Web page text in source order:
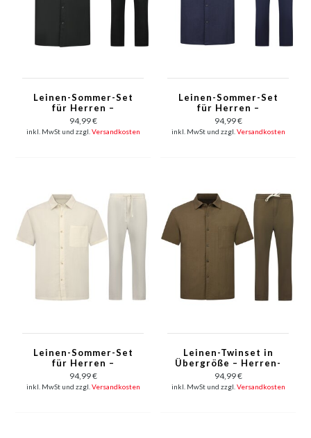
Leinen-Sommer-Set
für Herren –
Oversized Twinset –
Leinenhose für
Herren – Leinenhemd
94,99 €
inkl. MwSt und zzgl. Versandkosten
Leinen-Sommer-Set
für Herren –
Oversized Twinset –
Leinenhose für
Herren – Leinenhemd
94,99 €
inkl. MwSt und zzgl. Versandkosten
Leinen-Sommer-Set
für Herren –
Oversized Twinset –
Leinenhemd für
Herren – Leinenhose
94,99 €
inkl. MwSt und zzgl. Versandkosten
Leinen-Twinset in
Übergröße – Herren-
Sommerset –
Leinenhemd und
Leinenhose – 7165 –
94,99 €
inkl. MwSt und zzgl. Versandkosten